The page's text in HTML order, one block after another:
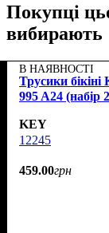
Покупці
вибирають
В НАЯВНОСТІ
Трусики бікіні
995 A24 (набір
KEY
12245
459.00грн